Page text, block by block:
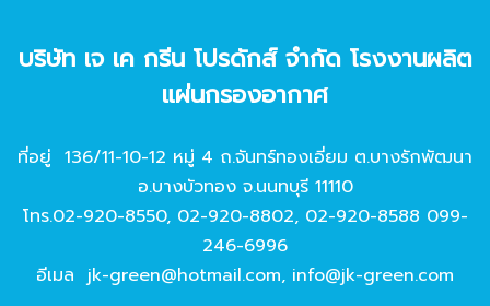
บริษัท เจ เค กรีน โปรดักส์ จํากัด โรงงานผลิต
แผ่นกรองอากาศ
ที่อยู่ 136/11-10-12 หมู่ 4 ถ.จันทร์ทองเอี่ยม ต.บางรักพัฒนา
อ.บางบัวทอง จ.นนทบุรี 11110
โทร.02-920-8550, 02-920-8802, 02-920-8588 099-
246-6996
อีเมล jk-green@hotmail.com, info@jk-green.com